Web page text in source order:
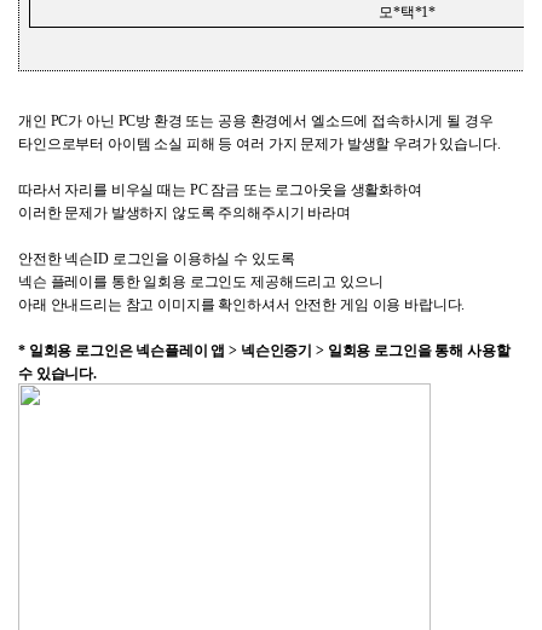
모*택*1*
개인 PC가 아닌 PC방 환경 또는 공용 환경에서 엘소드에 접속하시게 될 경우
타인으로부터 아이템 소실 피해 등 여러 가지 문제가 발생할 우려가 있습니다.
따라서 자리를 비우실 때는 PC 잠금 또는 로그아웃을 생활화하여
이러한 문제가 발생하지 않도록 주의해주시기 바라며
안전한 넥슨ID 로그인을 이용하실 수 있도록
넥슨 플레이를 통한 일회용 로그인도 제공해드리고 있으니
아래 안내드리는 참고 이미지를 확인하셔서 안전한 게임 이용 바랍니다.
* 일회용 로그인은 넥슨플레이 앱 > 넥슨인증기 > 일회용 로그인을 통해 사용할
수 있습니다.